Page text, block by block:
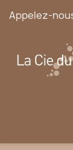
Appelez-